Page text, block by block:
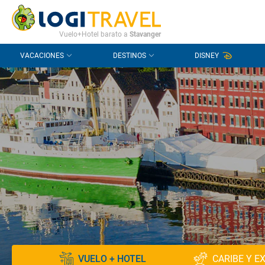
CONTACTO PREGUNTAS FRECUENTES
Vuelo+Hotel barato a Stavanger
VACACIONES DESTINOS DISNEY
VUELO + HOTEL CARIBE Y